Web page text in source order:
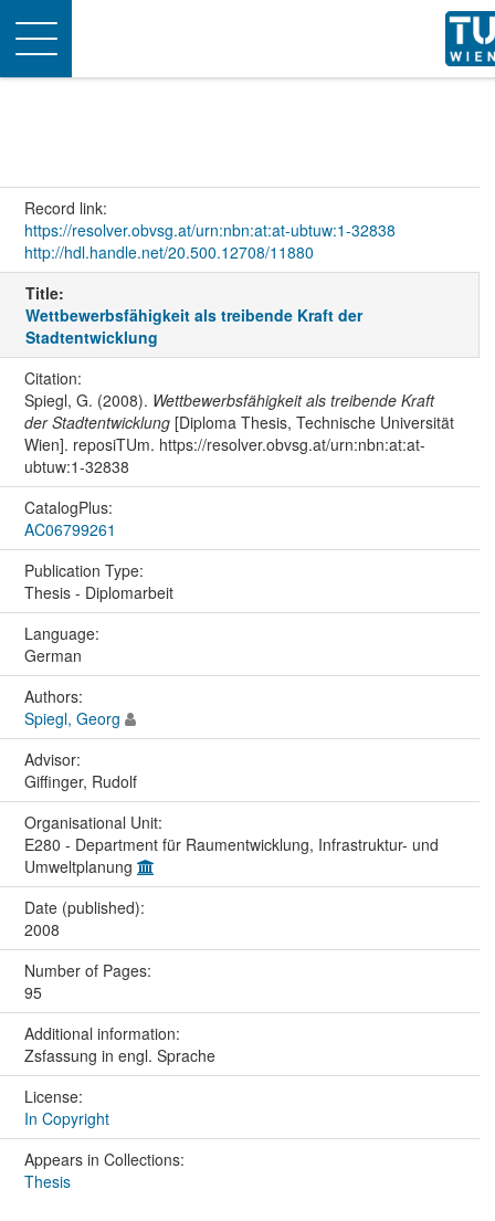
Toggle
navigation
Record link:
https://resolver.obvsg.at/urn:nbn:at:at-ubtuw:1-32838
http://hdl.handle.net/20.500.12708/11880
Title:
Wettbewerbsfähigkeit als treibende Kraft der
Stadtentwicklung
Citation:
Spiegl, G. (2008). Wettbewerbsfähigkeit als treibende Kraft
der Stadtentwicklung[Diploma Thesis, Technische Universität
Wien]. reposiTUm. https://resolver.obvsg.at/urn:nbn:at:at-
ubtuw:1-32838
CatalogPlus:
AC06799261
Publication Type:
Thesis - Diplomarbeit
Language:
German
Authors:
Spiegl, Georg
Advisor:
Giffinger, Rudolf
Organisational Unit:
E280 - Department für Raumentwicklung, Infrastruktur- und
Umweltplanung
Date (published):
2008
Number of Pages:
95
Additional information:
Zsfassung in engl. Sprache
License:
In Copyright
Appears in Collections:
Thesis